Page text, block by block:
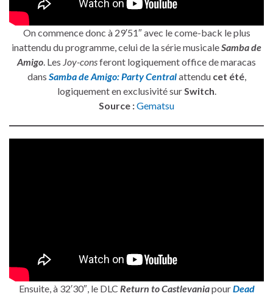
On commence donc à 29′51″ avec le come-back le plus
inattendu du programme, celui de la série musicaleSamba de
Amigo. Les Joy-consferont logiquement office de maracas
dans Samba de Amigo: Party Centralattendu cet été,
logiquement en exclusivité surSwitch.
Source :Gematsu
Ensuite, à 32′30″, le DLC Return to CastlevaniapourDead